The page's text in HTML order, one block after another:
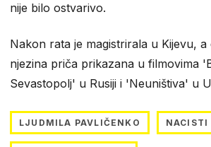
nije bilo ostvarivo.
Nakon rata je magistrirala u Kijevu, a
njezina priča prikazana u filmovima
Sevastopolj' u Rusiji i 'Neuništiva' u
LJUDMILA PAVLIČENKO NACISTI